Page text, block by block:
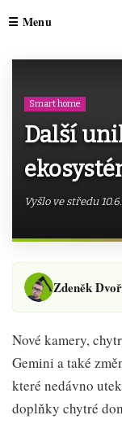
Smart home
Další
Vyšlo ve středu
Zdeněk
Nové kamery,
Gemini a také
které nedávno
doplňky chytré